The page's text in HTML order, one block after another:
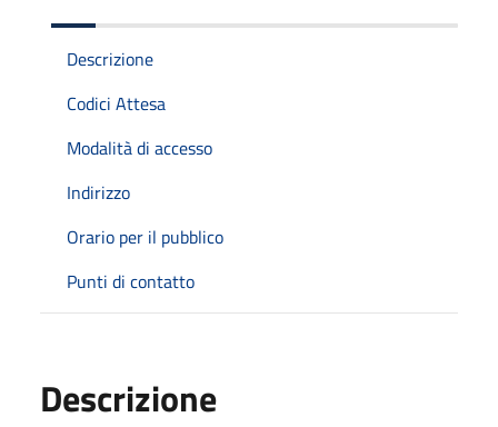
Descrizione
Codici Attesa
Modalità di accesso
Indirizzo
Orario per il pubblico
Punti di contatto
Descrizione